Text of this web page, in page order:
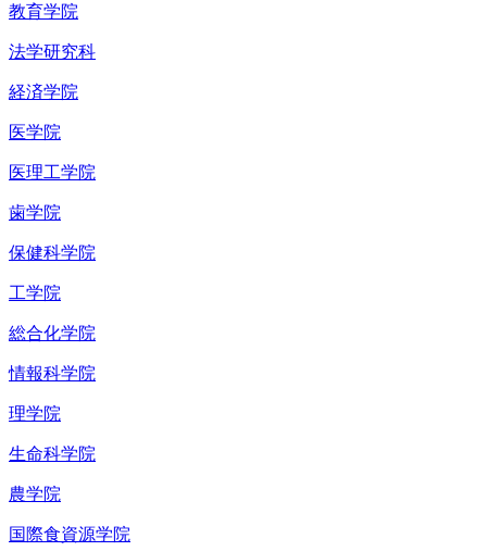
教育学院
法学研究科
経済学院
医学院
医理工学院
歯学院
保健科学院
工学院
総合化学院
情報科学院
理学院
生命科学院
農学院
国際食資源学院